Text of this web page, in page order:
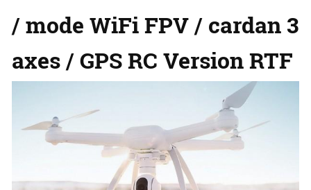
/ mode WiFi FPV / cardan 3
axes / GPS RC Version RTF